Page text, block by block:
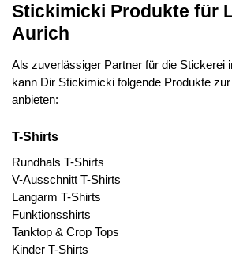
Stickimicki Produkte für
Aurich
Als zuverlässiger Partner für die Stickerei
kann Dir Stickimicki folgende Produkte
anbieten:
T-Shirts
Rundhals T-Shirts
V-Ausschnitt T-Shirts
Langarm T-Shirts
Funktionsshirts
Tanktop & Crop Tops
Kinder T-Shirts